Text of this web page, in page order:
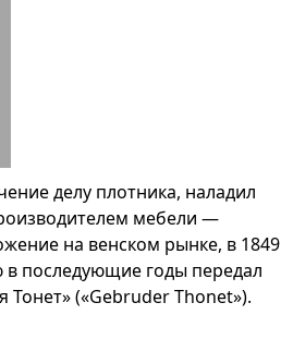
делу плотника, наладил
мебели —
на венском рынке, в 1849
в последующие годы передал
(«Gebruder Thonet»).